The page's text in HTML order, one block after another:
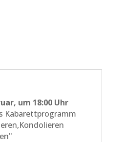
um 18:00 Uhr
Kabarettprogramm